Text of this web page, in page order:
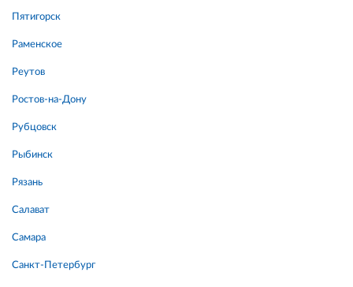
Пятигорск
Раменское
Реутов
Ростов-на-Дону
Рубцовск
Рыбинск
Рязань
Салават
Самара
Санкт-Петербург